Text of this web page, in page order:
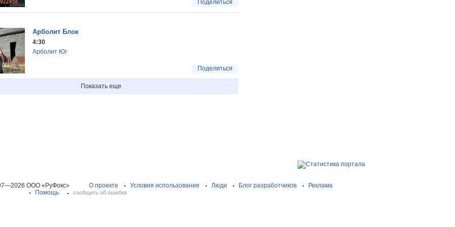
Поделиться
Арболит Блок
4:30
Арболит Юг
Поделиться
Показать еще
ООО «РуФокс» О проекте Условия использования Люди Блог разработчиков
Реклама
Помощь
сообщить об ошибке